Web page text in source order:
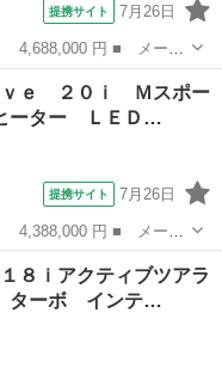
提携サイト 7月26日
グレード名： ３２０
ケージ ハイラインＰＫ
ｖｅ ２０ｉ Ｍスポー
ーター ＬＥＤ…
提携サイト 7月26日
ド名： ｘＤｒｉｖ
ーター ＬＥＤライト
８ｉアクティブツアラ
ターボ インテ…